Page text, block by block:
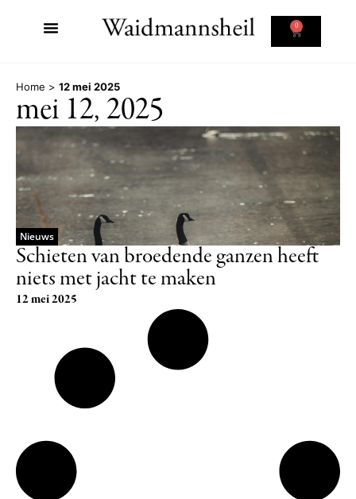
0
Home > 12 mei 2025
mei 12, 2025
Nieuws
Schieten van broedende ganzen heeft
niets met jacht te maken
12 mei 2025